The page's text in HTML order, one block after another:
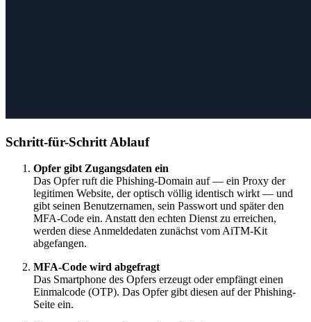
Schritt-für-Schritt Ablauf
Opfer gibt Zugangsdaten ein
Das Opfer ruft die Phishing-Domain auf — ein Proxy der
legitimen Website, der optisch völlig identisch wirkt — und
gibt seinen Benutzernamen, sein Passwort und später den
MFA-Code ein. Anstatt den echten Dienst zu erreichen,
werden diese Anmeldedaten zunächst vom AiTM-Kit
abgefangen.
MFA-Code wird abgefragt
Das Smartphone des Opfers erzeugt oder empfängt einen
Einmalcode (OTP). Das Opfer gibt diesen auf der Phishing-
Seite ein.